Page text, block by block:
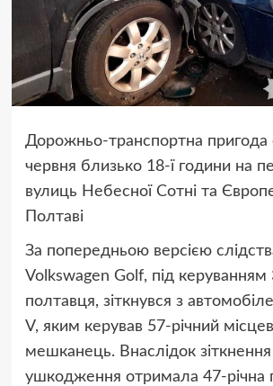
Дорожньо-транспортна пригода
червня близько 18-ї години на
вулиць Небесної Сотні та
Полтаві
За попередньою версією
Volkswagen Golf, під керуванням
полтавця, зіткнувся з
V, яким керував 57-річний
мешканець. Внаслідок зіткнення
ушкодження отримала 47-річна